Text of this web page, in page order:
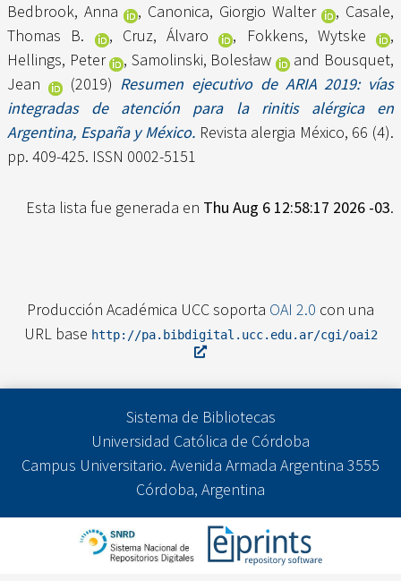
Bedbrook, Anna
, Canonica, Giorgio Walter , Casale,
Thomas B.
, Cruz, Álvaro , Fokkens, Wytske
,
Hellings, Peter
, Samolinski, Bolesław and Bousquet,
Jean
(2019) Resumen ejecutivo de ARIA 2019: vías
integradas de atención para la rinitis alérgica en
Argentina, España y México.Revista alergia México, 66 (4).
pp. 409-425. ISSN 0002-5151
Esta lista fue generada en Thu Aug 6 12:58:17 2026 -03.
Producción Académica UCC soporta OAI 2.0 con una
URL base http://pa.bibdigital.ucc.edu.ar/cgi/oai2
Sistema de Bibliotecas
Universidad Católica de Córdoba
Campus Universitario. Avenida Armada Argentina 3555
Córdoba, Argentina